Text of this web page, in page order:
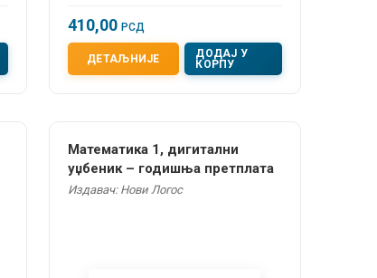
410,00 РСД
ДЕТАЉНИЈЕ
ДОДАЈ У
КОРПУ
Математика 1, дигитални
уџбеник – годишња претплата
Издавач: Нови Логос